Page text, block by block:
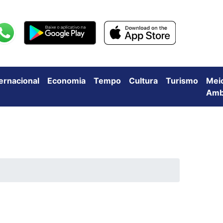
Economia Tempo Cultura Turismo